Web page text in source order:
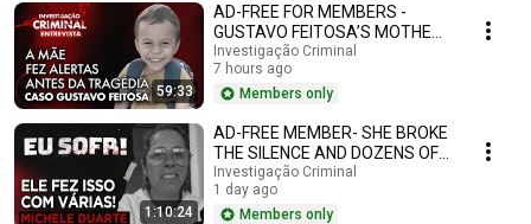
59:33
AD-FREE FOR MEMBERS -
GUSTAVO FEITOSA’S MOTHER
BREAKS HER SILENCE AND
REPORTS THREATS BEFORE
THE ...
Investigação Criminal
7 hours ago
Members only
1:10:24
AD-FREE MEMBER- SHE BROKE
THE SILENCE AND DOZENS OF
WOMEN DID THE SAME: THE
MICHELE DUARTE CASE
Investigação Criminal
1 day ago
Members only